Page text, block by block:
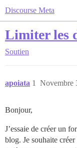
Discourse Meta
Limiter les
Soutien
apoiata Novembre
1
Bonjour,
J’essaie de créer un
blog. Je souhaite